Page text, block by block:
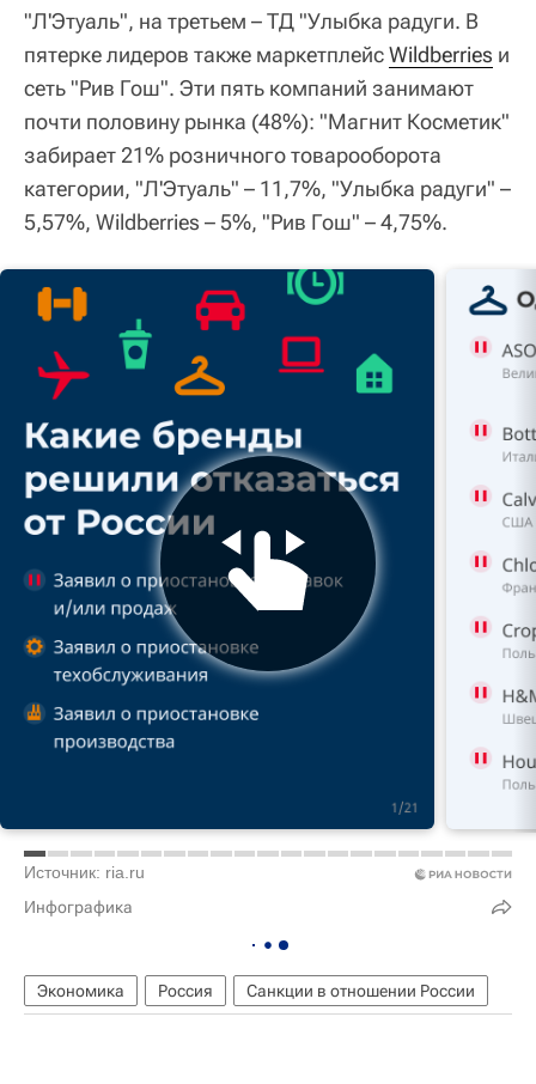
"Л'Этуаль", на третьем – ТД "Улыбка радуги. В
пятерке лидеров также маркетплейсWildberries и
сеть "Рив Гош". Эти пять компаний занимают
почти половину рынка (48%): "Магнит Косметик"
забирает 21% розничного товарооборота
категории, "Л'Этуаль" – 11,7%, "Улыбка радуги" –
5,57%, Wildberries – 5%, "Рив Гош" – 4,75%.
Источник: ria.ru
Инфографика
Экономика Россия Санкции в отношении России